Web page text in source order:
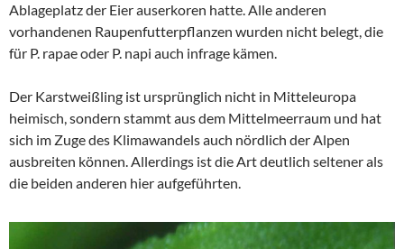
Ablageplatz der Eier auserkoren hatte. Alle anderen
vorhandenen Raupenfutterpflanzen wurden nicht belegt, die
für P. rapae oder P. napi auch infrage kämen.
Der Karstweißling ist ursprünglich nicht in Mitteleuropa
heimisch, sondern stammt aus dem Mittelmeerraum und hat
sich im Zuge des Klimawandels auch nördlich der Alpen
ausbreiten können. Allerdings ist die Art deutlich seltener als
die beiden anderen hier aufgeführten.